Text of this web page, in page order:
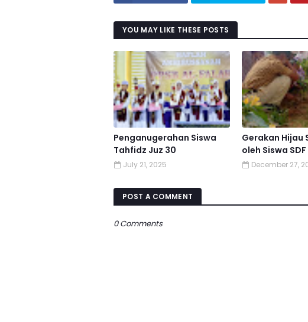
YOU MAY LIKE THESE POSTS
Penganugerahan Siswa
Tahfidz Juz 30
July 21, 2025
Gerakan Hijau
oleh Siswa
December 27,
POST A COMMENT
0 Comments